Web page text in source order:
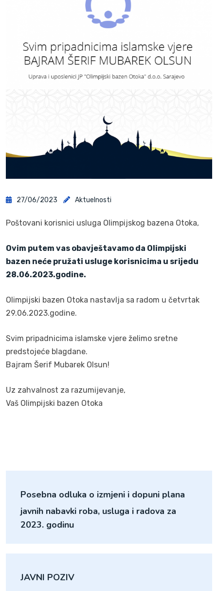
27/06/2023 Aktuelnosti
Poštovani korisnici usluga Olimpijskog bazena Otoka,
Ovim putem vas obavještavamo da Olimpijski
bazen neće pružati usluge korisnicima u srijedu
28.06.2023.godine.
Olimpijski bazen Otoka nastavlja sa radom u četvrtak
29.06.2023.godine.
Svim pripadnicima islamske vjere želimo sretne
predstojeće blagdane.
Bajram Šerif Mubarek Olsun!
Uz zahvalnost za razumijevanje,
Vaš Olimpijski bazen Otoka
Posebna odluka o izmjeni i dopuni plana
javnih nabavki roba, usluga i radova za
2023. godinu
JAVNI POZIV